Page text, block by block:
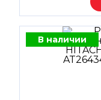
В наличии